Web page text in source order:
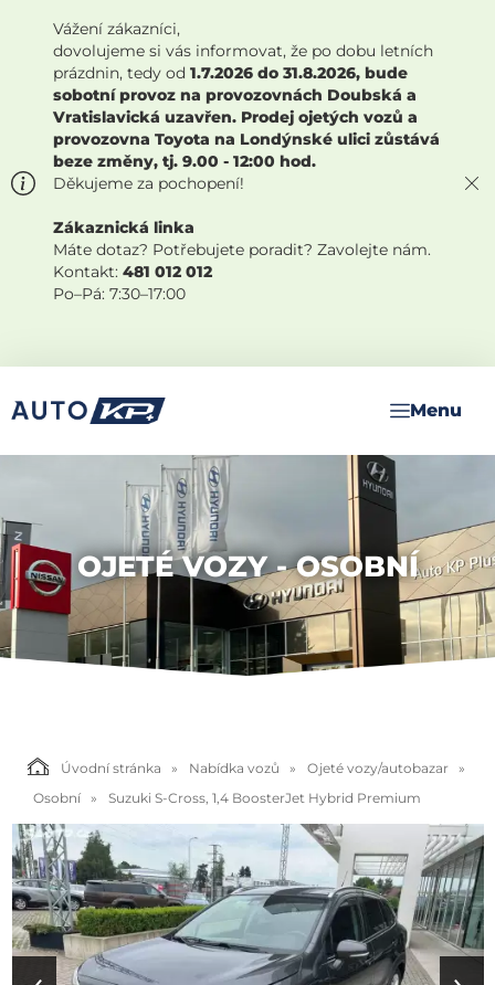
Vážení zákazníci,
dovolujeme si vás informovat, že po dobu letních
prázdnin, tedy od 1.7.2026 do 31.8.2026, bude
sobotní provoz na provozovnách Doubská a
Vratislavická uzavřen. Prodej ojetých vozů a
provozovna Toyota na Londýnské ulici zůstává
beze změny, tj. 9.00 - 12:00 hod.
Děkujeme za pochopení!
Zákaznická linka
Máte dotaz? Potřebujete poradit? Zavolejte nám.
Kontakt: 481 012 012
Po–Pá: 7:30–17:00
OJETÉ VOZY - OSOBNÍ
Úvodní stránka Nabídka vozů
Ojeté vozy/autobazar
Osobní
Suzuki S-Cross, 1,4 BoosterJet Hybrid Premium